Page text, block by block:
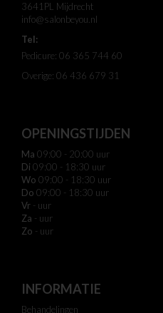
3641PL Mijdrecht
info@salonbeyou.nl
Tel:
Pedicure: 06 365 744 60
Overige: 06 436 679 31
OPENINGSTIJDEN
Ma 09:00 - 20:00 uur
Di 09:00 - 18:30 uur
Wo 09:00 - 18:30 uur
Do 09:00 - 18:30 uur
Vr - uur
Za - uur
Zo - uur
INFORMATIE
Behandelingen